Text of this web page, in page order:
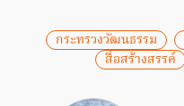
กระทรวงวัฒนธรรม
สื่อสร้างสรรค์